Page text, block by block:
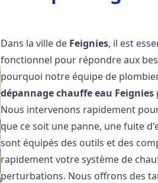
Dans la ville de Feignies, il est
fonctionnel pour répondre aux
pourquoi notre équipe de
dépannage chauffe eau Feignies
Nous intervenons rapidement
que ce soit une panne, une fuite
sont équipés des outils et des
rapidement votre système de
perturbations. Nous offrons des